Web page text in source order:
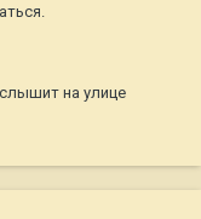
на улице